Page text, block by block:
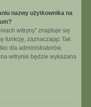
nazwy użytkownika na
witryny” znajduje się
funkcję, zaznaczając Tak.
dla administratorów,
witrynie będzie wykazana